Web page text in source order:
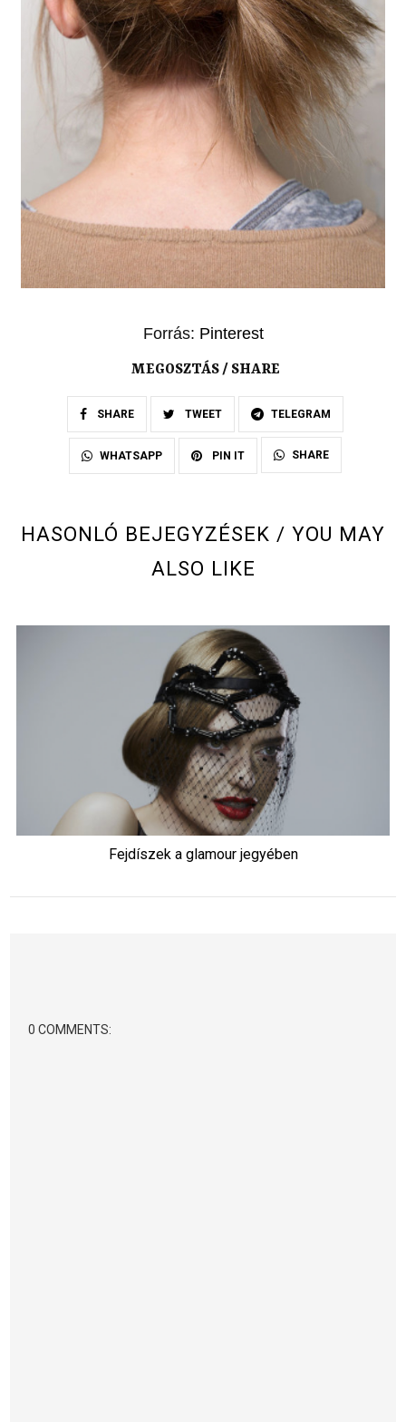
Forrás: Pinterest
MEGOSZTÁS / SHARE
SHARE TWEET TELEGRAM
WHATSAPP PIN IT SHARE
HASONLÓ BEJEGYZÉSEK / YOU MAY
ALSO LIKE
Fejdíszek a glamour jegyében
0 COMMENTS: